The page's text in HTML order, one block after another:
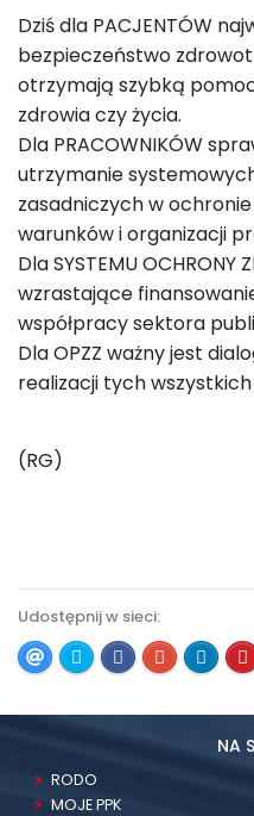
Dziś dla PACJENTÓW
bezpieczeństwo
otrzymają szybką
zdrowia czy życia.
Dla PRACOWNIKÓW
utrzymanie
zasadniczych w
warunków i organizacji
Dla SYSTEMU OCHRONY
wzrastające
współpracy sektora
Dla OPZZ ważny jest
realizacji tych
(RG)
Udostępnij w sieci:
NA
RODO
MOJE PPK